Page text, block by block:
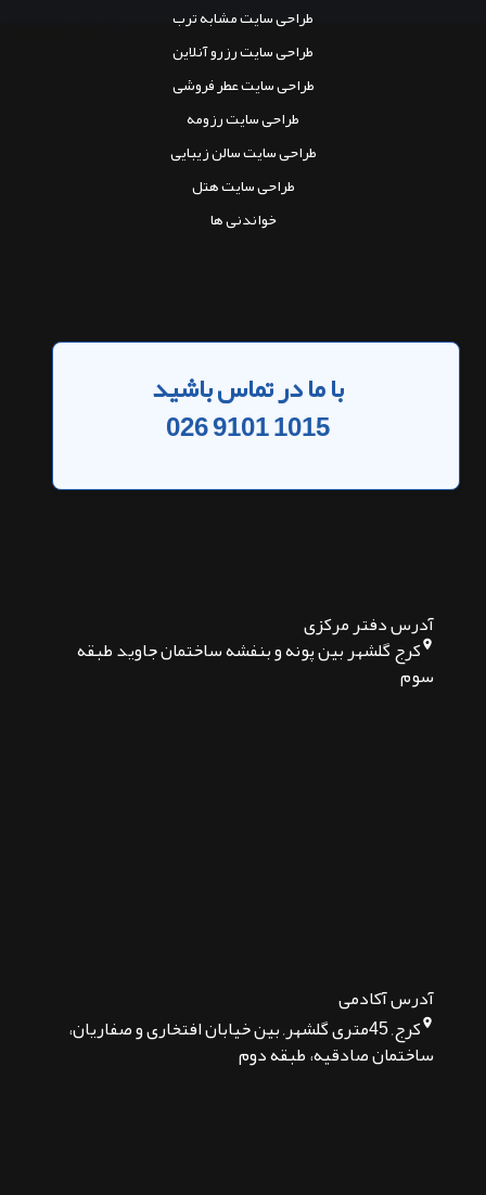
طراحی سایت مشابه ترب
طراحی سایت رزرو آنلاین
طراحی سایت عطر فروشی
طراحی سایت رزومه
طراحی سایت سالن زیبایی
طراحی سایت هتل
خواندنی ها
با ما در تماس باشید
026 9101 1015
آدرس دفتر مرکزی
کرج گلشهر بین پونه و بنفشه ساختمان جاوید طبقه
سوم
آدرس آکادمی
کرج, 45متری گلشهر, بین خیابان افتخاری و صفاریان،
ساختمان صادقیه، طبقه دوم